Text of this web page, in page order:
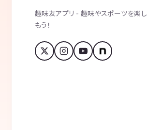
趣味友アプリ - 趣味やスポーツを楽し
もう！